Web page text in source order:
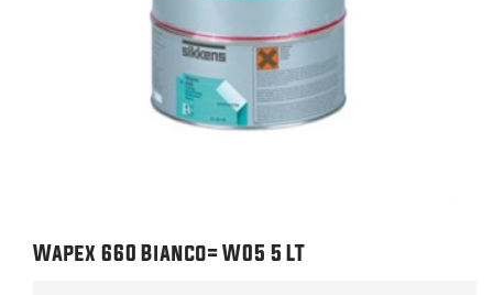
Wapex 660 Bianco= W05 5 LT